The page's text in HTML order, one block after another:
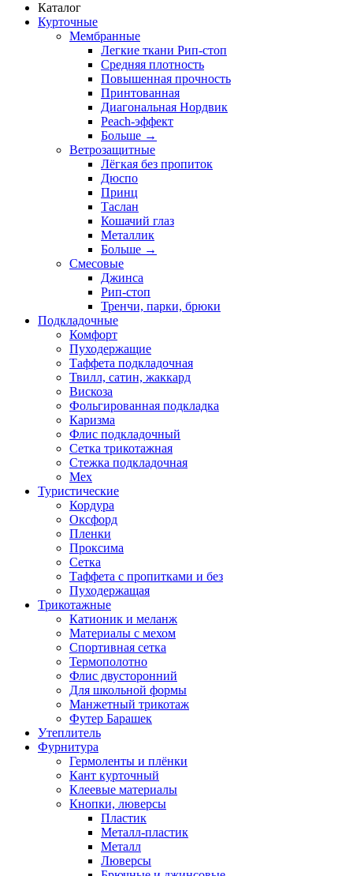
Каталог
Курточные
Мембранные
Легкие ткани Рип-стоп
Средняя плотность
Повышенная прочность
Принтованная
Диагональная Нордвик
Peach-эффект
Больше →
Ветрозащитные
Лёгкая без пропиток
Дюспо
Принц
Таслан
Кошачий глаз
Металлик
Больше →
Смесовые
Джинса
Рип-стоп
Тренчи, парки, брюки
Подкладочные
Комфорт
Пуходержащие
Таффета подкладочная
Твилл, сатин, жаккард
Вискоза
Фольгированная подкладка
Каризма
Флис подкладочный
Сетка трикотажная
Стежка подкладочная
Мех
Туристические
Кордура
Оксфорд
Пленки
Проксима
Сетка
Таффета с пропитками и без
Пуходержащая
Трикотажные
Катионик и меланж
Материалы с мехом
Спортивная сетка
Термополотно
Флис двусторонний
Для школьной формы
Манжетный трикотаж
Футер Барашек
Утеплитель
Фурнитура
Гермоленты и плёнки
Кант курточный
Клеевые материалы
Кнопки, люверсы
Пластик
Металл-пластик
Металл
Люверсы